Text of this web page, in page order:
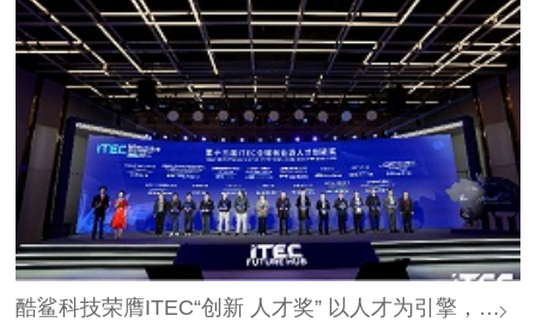
酷鲨科技荣膺ITEC“创新 人才奖” 以人才为引擎，时空为基石，驱动智能未来